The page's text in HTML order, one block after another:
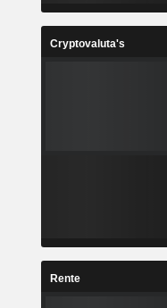
Cryptovaluta's
Rente